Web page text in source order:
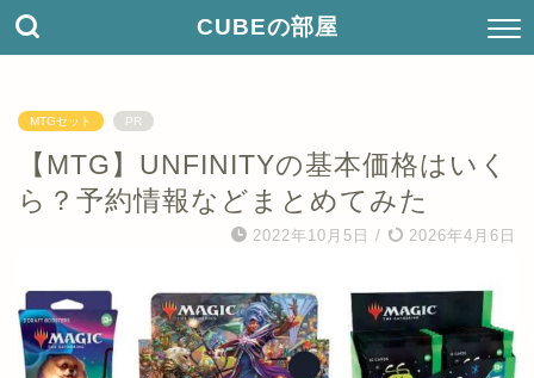
CUBEの部屋
MTGセット PR
【MTG】UNFINITYの基本価格はいく
ら？予約情報などまとめてみた
2022年10月5日 / 2026年4月6日